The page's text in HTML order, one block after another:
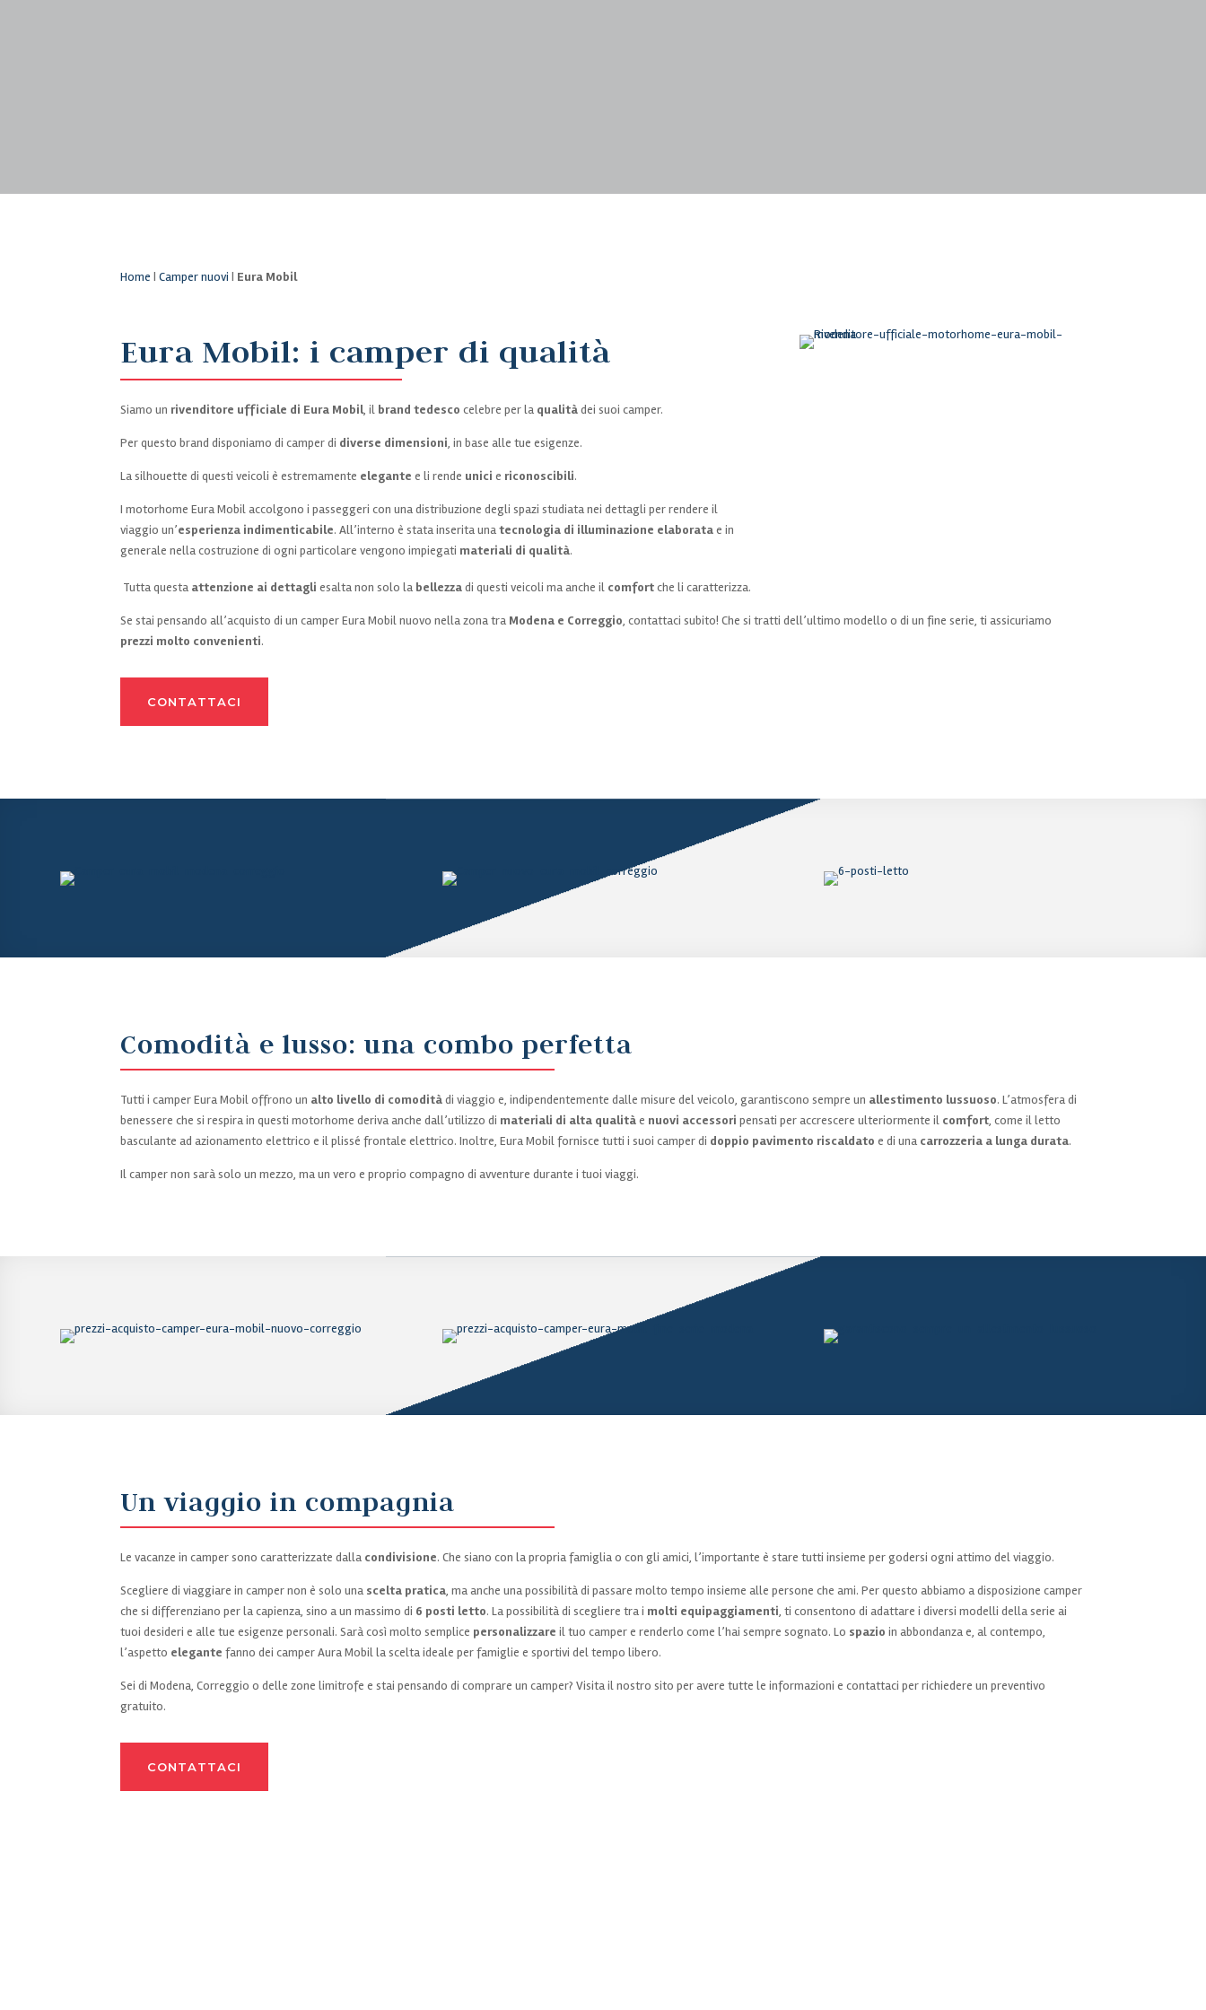
Home |Camper nuovi | Eura Mobil
Eura Mobil: i camper di qualità
Siamo un rivenditore ufficiale di Eura Mobil, il brand tedesco celebre per la qualitàdei suoi camper.
Per questo brand disponiamo di camper di diverse dimensioni, in base alle tue esigenze.
La silhouette di questi veicoli è estremamente elegante e li rende unici e riconoscibili.
I motorhome Eura Mobil accolgono i passeggeri con una distribuzione degli spazi studiata nei dettagli per rendere il
viaggio un’esperienza indimenticabile. All’interno è stata inserita unatecnologia di illuminazione elaboratae in
generale nella costruzione di ogni particolare vengono impiegati materiali di qualità.
Tutta questa attenzione ai dettagli esalta non solo la bellezzadi questi veicoli ma anche il comfortche li caratterizza.
Se stai pensando all’acquisto di un camper Eura Mobil nuovo nella zona tra Modena e Correggio, contattaci subito! Che si tratti dell’ultimo modello o di un fine serie, ti assicuriamo
prezzi molto convenienti.
CONTATTACI
Comodità e lusso: una combo perfetta
Tutti i camper Eura Mobil offrono un alto livello di comoditàdi viaggio e, indipendentemente dalle misure del veicolo, garantiscono sempre un allestimento lussuoso. L’atmosfera di
benessere che si respira in questi motorhome deriva anche dall’utilizzo di materiali di alta qualitàe nuovi accessori pensati per accrescere ulteriormente il comfort, come il letto
basculante ad azionamento elettrico e il plissé frontale elettrico. Inoltre, Eura Mobil fornisce tutti i suoi camper di doppio pavimento riscaldato e di una carrozzeria a lunga durata.
Il camper non sarà solo un mezzo, ma un vero e proprio compagno di avventure durante i tuoi viaggi.
Un viaggio in compagnia
Le vacanze in camper sono caratterizzate dalla condivisione. Che siano con la propria famiglia o con gli amici, l’importante è stare tutti insieme per godersi ogni attimo del viaggio.
Scegliere di viaggiare in camper non è solo una scelta pratica, ma anche una possibilità di passare molto tempo insieme alle persone che ami. Per questo abbiamo a disposizione camper
che si differenziano per la capienza, sino a un massimo di 6 posti letto. La possibilità di scegliere tra i molti equipaggiamenti, ti consentono di adattare i diversi modelli della serie ai
tuoi desideri e alle tue esigenze personali. Sarà così molto semplice personalizzare il tuo camper e renderlo come l’hai sempre sognato. Lo spazio in abbondanza e, al contempo,
l’aspetto elegante fanno dei camper Aura Mobil la scelta ideale per famiglie e sportivi del tempo libero.
Sei di Modena, Correggio o delle zone limitrofe e stai pensando di comprare un camper? Visita il nostro sito per avere tutte le informazioni e contattaci per richiedere un preventivo
gratuito.
CONTATTACI